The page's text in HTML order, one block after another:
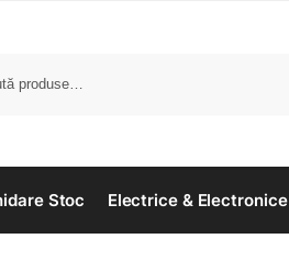
Stoc Electrice & Electronice